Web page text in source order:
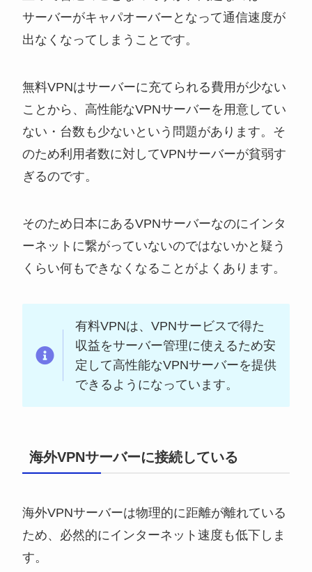
サーバーがキャパオーバーとなって通信速度が
出なくなってしまうことです。
無料VPNはサーバーに充てられる費用が少ない
ことから、高性能なVPNサーバーを用意してい
ない・台数も少ないという問題があります。そ
のため利用者数に対してVPNサーバーが貧弱す
ぎるのです。
そのため日本にあるVPNサーバーなのにインタ
ーネットに繋がっていないのではないかと疑う
くらい何もできなくなることがよくあります。
有料VPNは、VPNサービスで得た
収益をサーバー管理に使えるため安
定して高性能なVPNサーバーを提供
できるようになっています。
海外VPNサーバーに接続している
海外VPNサーバーは物理的に距離が離れている
ため、必然的にインターネット速度も低下しま
す。